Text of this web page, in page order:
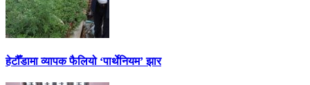
हेटौँडामा व्यापक फैलियो ‘पार्थेनियम’ झार